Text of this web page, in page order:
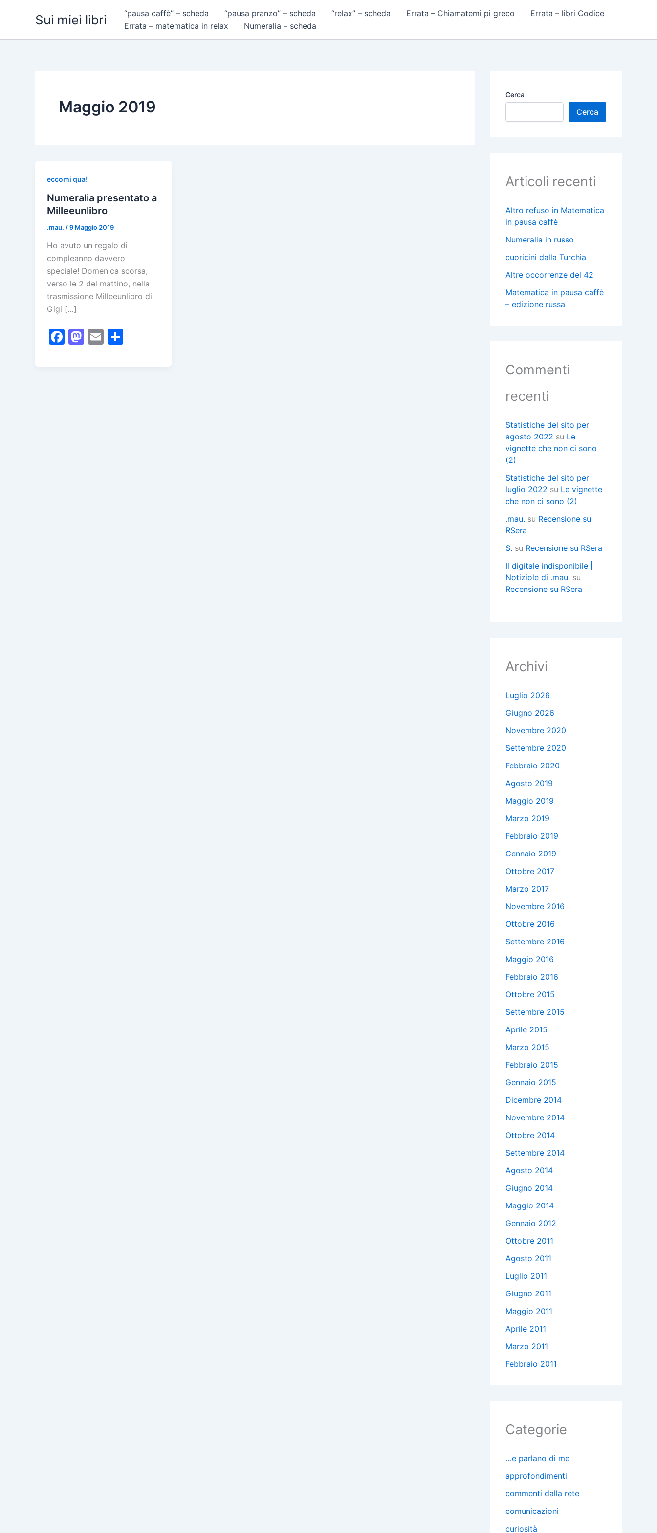
Sui miei libri “pausa caffè” – scheda “pausa pranzo” – scheda “relax” – scheda Errata – Chiamatemi pi greco
Errata – libri Codice
Errata – matematica in relax
Numeralia – scheda
Maggio 2019
eccomi qua!
Numeralia presentato a
Milleeunlibro
.mau. /9 Maggio 2019
Ho avuto un regalo di
compleanno davvero
speciale! Domenica scorsa,
verso le 2 del mattino, nella
trasmissione Milleeunlibro di
Gigi […]
F
M E
Cerca
Cerca
Articoli recenti
Altro refuso in Matematica
in pausa caffè
Numeralia in russo
cuoricini dalla Turchia
Altre occorrenze del 42
Matematica in pausa caffè
– edizione russa
Commenti
recenti
Statistiche del sito per
agosto 2022 su Le
vignette che non ci sono
(2)
Statistiche del sito per
luglio 2022 su Le vignette
che non ci sono (2)
.mau. su Recensione su
RSera
S. su Recensione su RSera
Il digitale indisponibile |
Notiziole di .mau. su
Recensione su RSera
Archivi
Luglio 2026
Giugno 2026
Novembre 2020
Settembre 2020
Febbraio 2020
Agosto 2019
Maggio 2019
Marzo 2019
Febbraio 2019
Gennaio 2019
Ottobre 2017
Marzo 2017
Novembre 2016
Ottobre 2016
Settembre 2016
Maggio 2016
Febbraio 2016
Ottobre 2015
Settembre 2015
Aprile 2015
Marzo 2015
Febbraio 2015
Gennaio 2015
Dicembre 2014
Novembre 2014
Ottobre 2014
Settembre 2014
Agosto 2014
Giugno 2014
Maggio 2014
Gennaio 2012
Ottobre 2011
Agosto 2011
Luglio 2011
Giugno 2011
Maggio 2011
Aprile 2011
Marzo 2011
Febbraio 2011
Categorie
…e parlano di me
approfondimenti
commenti dalla rete
comunicazioni
curiosità